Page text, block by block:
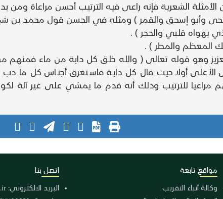
الأمثلة الشعرية فإنه راعى فيه الترتيب أحسن مراعاة
وأبو إسحق والقمر ) ومثله في الحسن قول محمد بن
يهواه قلبي والحجر ) .
المعظم والمطر ) .
وهو قوله تعالى ( والله خلق كل دابة من ماء
أولا حيث قال كل دابة فاستغرق أجناس كل ما
للترتيب وذلك أنه قدم ما يمشي على غير آلة
مواقع تابعة
وكالة أنباء التقريب
اتصل بنا
البريد الالكتروني: